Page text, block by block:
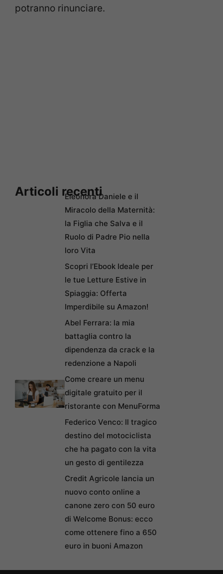
potranno rinunciare.
Articoli recentiEleonora Daniele e il
Miracolo della Maternità:
la Figlia che Salva e il
Ruolo di Padre Pio nella
loro Vita
Scopri l’Ebook Ideale per
le tue Letture Estive in
Spiaggia: Offerta
Imperdibile su Amazon!
Abel Ferrara: la mia
battaglia contro la
dipendenza da crack e la
redenzione a Napoli
Come creare un menu
digitale gratuito per il
ristorante con MenuForma
Federico Venco: Il tragico
destino del motociclista
che ha pagato con la vita
un gesto di gentilezza
Credit Agricole lancia un
nuovo conto online a
canone zero con 50 euro
di Welcome Bonus: ecco
come ottenere fino a 650
euro in buoni Amazon